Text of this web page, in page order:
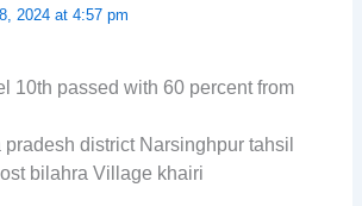
2024 at 4:57 pm
10th passed with 60 percent from
pradesh district Narsinghpur tahsil
bilahra Village khairi